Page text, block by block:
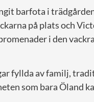
barfota i
på plats och
i den
fyllda av familj,
som bara Öland